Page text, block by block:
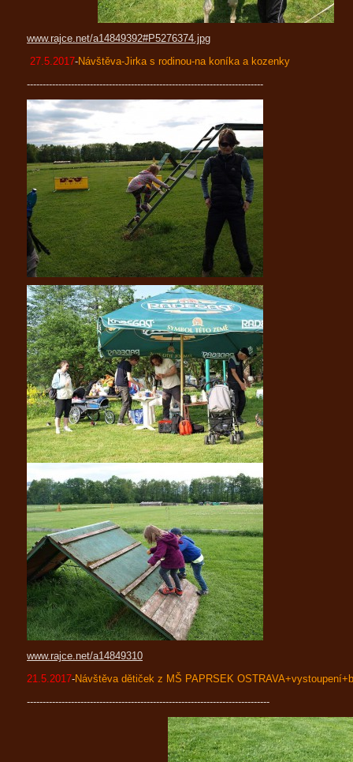
www.rajce.net/a14849392#P5276374.jpg
27.5.2017-Návštěva-Jirka s rodinou-na koníka a kozenky
---------------------------------------------------------------------------
www.rajce.net/a14849310
21.5.2017-Návštěva dětiček z MŠ PAPRSEK
-----------------------------------------------------------------------------